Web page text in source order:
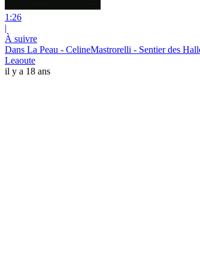
1:26
|
À suivre
Dans La Peau - CelineMastrorelli - Sentier des
Leaoute
il y a 18 ans